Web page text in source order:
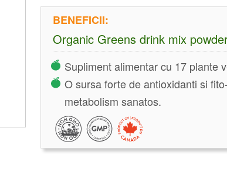
BENEFICII:
Organic Greens drink mix
Supliment alimentar cu 17 plante
O sursa forte de antioxidanti si
metabolism sanatos.